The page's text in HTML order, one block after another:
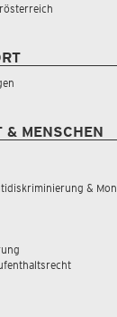
& MENSCHEN
&